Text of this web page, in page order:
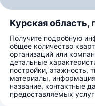
Курская область,
Получите подробную
общее количество
организаций или
детальные
постройки, этажность,
материалы,
название, контактные
предоставляемых услуг